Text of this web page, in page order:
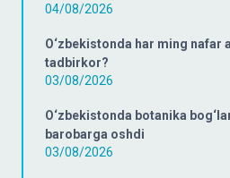
04/08/2026
O‘zbekistonda har ming nafar
tadbirkor?
03/08/2026
O‘zbekistonda botanika
barobarga oshdi
03/08/2026